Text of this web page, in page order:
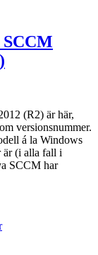
(R2) är här,
versionsnummer.
á la Windows
är (i alla fall i
SCCM har